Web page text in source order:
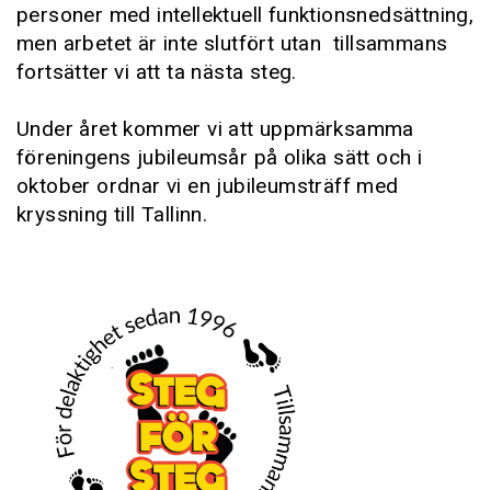
personer med intellektuell funktionsnedsättning,
men arbetet är inte slutfört utan tillsammans
fortsätter vi att ta nästa steg.
Under året kommer vi att uppmärksamma
föreningens jubileumsår på olika sätt och i
oktober ordnar vi en jubileumsträff med
kryssning till Tallinn.